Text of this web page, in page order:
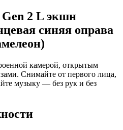
2 L экшн
синяя оправа
камерой, открытым
Снимайте от первого лица,
музыку — без рук и без